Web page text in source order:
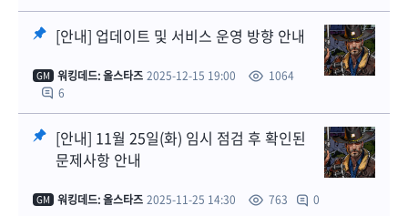
[안내] 업데이트 및 서비스 운영 방향 안내
GM 워킹데드: 올스타즈 2025-12-15 19:00
1064
6
[안내] 11월 25일(화) 임시 점검 후 확인된
문제사항 안내
GM 워킹데드: 올스타즈 2025-11-25 14:30 763 0